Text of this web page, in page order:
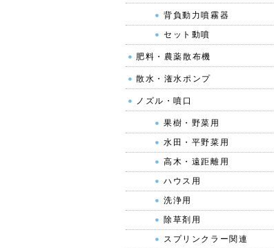
背負動力噴霧器
セット動噴
肥料・農薬散布機
散水・潅水ポンプ
ノズル・噴口
果樹・野菜用
水田・平野菜用
高木・遠距離用
ハウス用
洗浄用
除草剤用
スプリンクラー関連